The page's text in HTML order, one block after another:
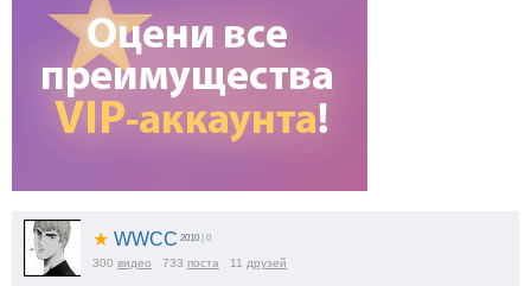
★ WWCC 2010 | 0
300 видео 733 поста 11 друзей